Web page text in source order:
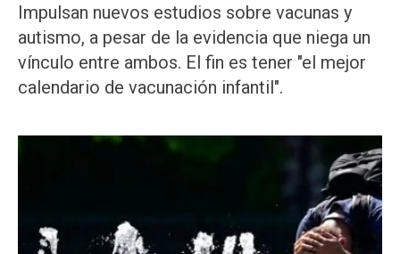
Impulsan nuevos estudios sobre vacunas y
autismo, a pesar de la evidencia que niega un
vínculo entre ambos. El fin es tener "el mejor
calendario de vacunación infantil".